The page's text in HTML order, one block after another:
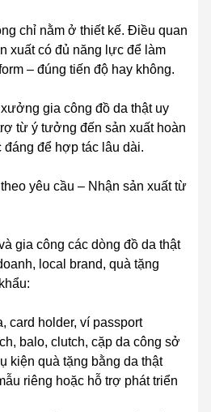
chỉ nằm ở thiết kế. Điều quan
xuất có đủ năng lực để làm
– đúng tiến độ hay không.
gia công đồ da thật uy
từ ý tưởng đến sản xuất hoàn
để hợp tác lâu dài.
yêu cầu – Nhận sản xuất từ
gia công các dòng đồ da thật
local brand, quà tặng
card holder, ví passport
balo, clutch, cặp da công sở
kiện quà tặng bằng da thật
riêng hoặc hỗ trợ phát triển